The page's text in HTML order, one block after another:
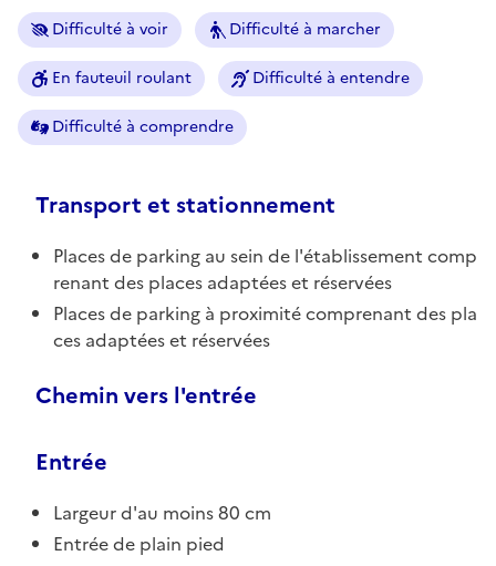
Difficulté à voir Difficulté à marcher
En fauteuil roulant Difficulté à entendre
Difficulté à comprendre
Transport et stationnement
Places de parking au sein de l'établissement comp
renant des places adaptées et réservées
Places de parking à proximité comprenant des pla
ces adaptées et réservées
Chemin vers l'entrée
Entrée
Largeur d'au moins 80 cm
Entrée de plain pied